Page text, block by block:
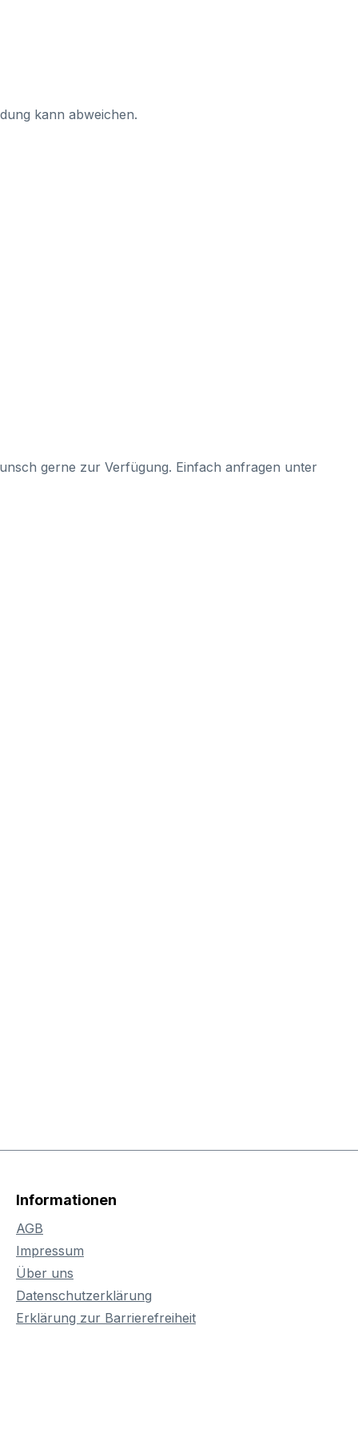
kann abweichen.
gerne zur Verfügung. Einfach anfragen unter
Informationen
AGB
Impressum
Über uns
Datenschutzerklärung
Erklärung zur Barrierefreiheit